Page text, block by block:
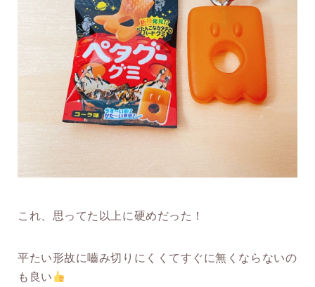
これ、思ってた以上に硬めだった！
平たい形故に嚙み切りにくくてすぐに無くならないの
も良い